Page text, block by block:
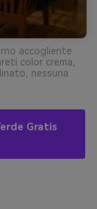
accogliente
color crema,
nessuna
Gratis